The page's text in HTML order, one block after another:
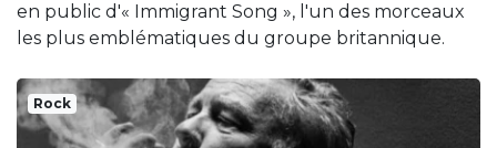
en public d'« Immigrant Song », l'un des morceaux
les plus emblématiques du groupe britannique.
Rock